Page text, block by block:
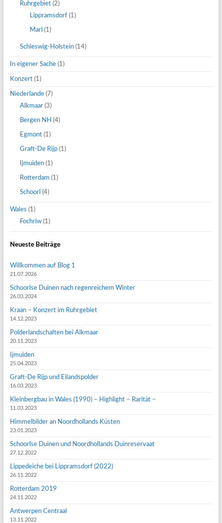
Ruhrgebiet(2)
Lippramsdorf(1)
Marl (1)
Schleswig-Holstein(14)
In eigener Sache(1)
Konzert(1)
Niederlande(7)
Alkmaar(3)
Bergen NH (4)
Egmont(1)
Graft-De Rijp(1)
Ijmuiden(1)
Rotterdam (1)
Schoorl (4)
Wales (1)
Fochriw(1)
Neueste Beiträge
Willkommen auf Blog 1
21.07.2026
Schoorlse Duinen nach regenreichem Winter
26.03.2024
Kraan – Konzert im Ruhrgebiet
14.12.2023
Polderlandschaften bei Alkmaar
20.11.2023
Ijmuiden
25.04.2023
Graft-De Rijp und Eilandspolder
16.03.2023
Kleinbergbau in Wales (1990) – Highlight – Rarität –
11.03.2023
Himmelbilder an Noordhollands Küsten
23.01.2023
Schoorlse Duinen und Noordhollands Duinreservaat
27.12.2022
Lippedeiche bei Lippramsdorf (2022)
26.11.2022
Rotterdam 2019
24.11.2022
Antwerpen Centraal
13.11.2022